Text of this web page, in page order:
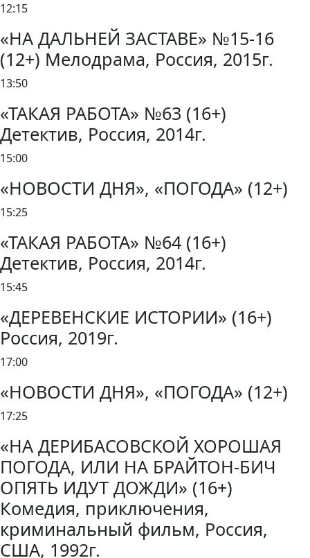
12:15
«НА ДАЛЬНЕЙ ЗАСТАВЕ» №15-16
(12+) Мелодрама, Россия, 2015г.
13:50
«ТАКАЯ РАБОТА» №63 (16+)
Детектив, Россия, 2014г.
15:00
«НОВОСТИ ДНЯ», «ПОГОДА» (12+)
15:25
«ТАКАЯ РАБОТА» №64 (16+)
Детектив, Россия, 2014г.
15:45
«ДЕРЕВЕНСКИЕ ИСТОРИИ» (16+)
Россия, 2019г.
17:00
«НОВОСТИ ДНЯ», «ПОГОДА» (12+)
17:25
«НА ДЕРИБАСОВСКОЙ ХОРОШАЯ
ПОГОДА, ИЛИ НА БРАЙТОН-БИЧ
ОПЯТЬ ИДУТ ДОЖДИ» (16+)
Комедия, приключения,
криминальный фильм, Россия,
США, 1992г.